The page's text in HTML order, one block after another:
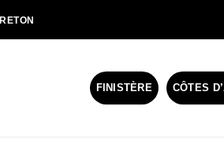
FINISTÈRE CÔTES